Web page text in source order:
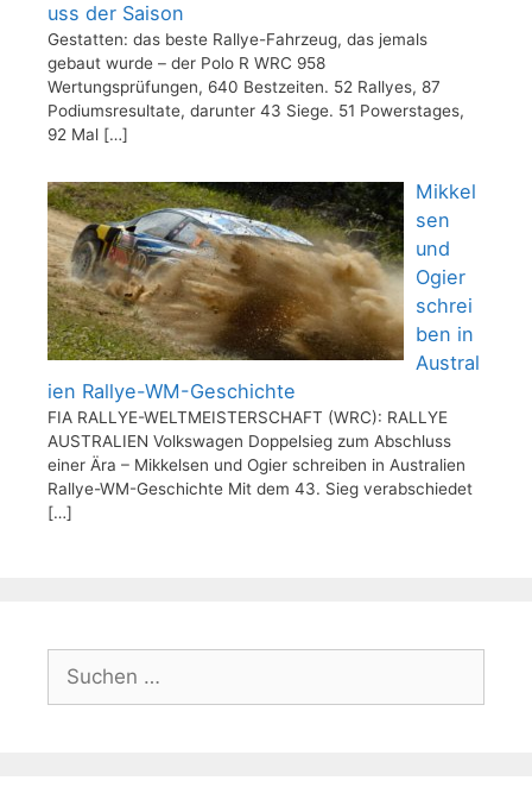
uss der Saison
Gestatten: das beste Rallye-Fahrzeug, das jemals
gebaut wurde – der Polo R WRC 958
Wertungsprüfungen, 640 Bestzeiten. 52 Rallyes, 87
Podiumsresultate, darunter 43 Siege. 51 Powerstages,
92 Mal […]
Mikkel
sen
und
Ogier
schrei
ben in
Austral
ien Rallye-WM-Geschichte
FIA RALLYE-WELTMEISTERSCHAFT (WRC): RALLYE
AUSTRALIEN Volkswagen Doppelsieg zum Abschluss
einer Ära – Mikkelsen und Ogier schreiben in Australien
Rallye-WM-Geschichte Mit dem 43. Sieg verabschiedet
[…]
nach: